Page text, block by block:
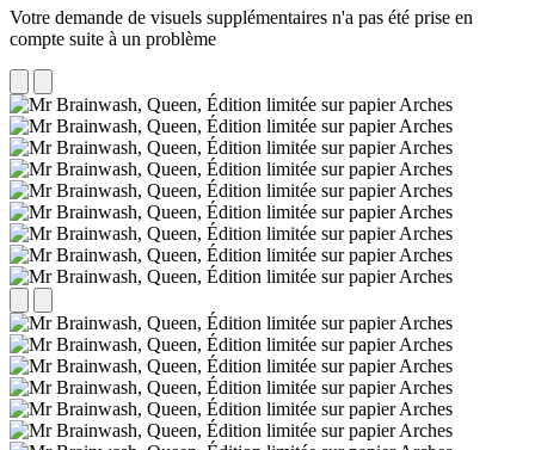
Votre demande de visuels supplémentaires n'a pas été prise en
compte suite à un problème